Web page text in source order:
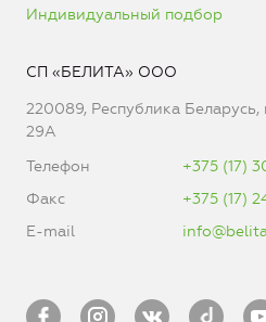
Индивидуальный подбор
СП «БЕЛИТА» ООО
220089, Республика Беларусь,
29А
Телефон
+375 (17)
Факс
+375 (17)
E-mail